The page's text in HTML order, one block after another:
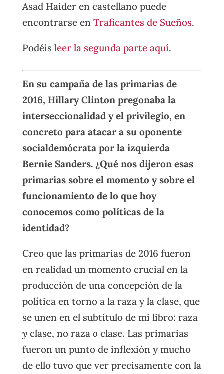
Asad Haider en castellano puede
encontrarse en Traficantes de Sueños.
Podéis leer la segunda parte aquí.
En su campaña de las primarias de
2016, Hillary Clinton pregonaba la
interseccionalidad y el privilegio, en
concreto para atacar a su oponente
socialdemócrata por la izquierda
Bernie Sanders. ¿Qué nos dijeron esas
primarias sobre el momento y sobre el
funcionamiento de lo que hoy
conocemos como políticas de la
identidad?
Creo que las primarias de 2016 fueron
en realidad un momento crucial en la
producción de una concepción de la
política en torno a la raza y la clase, que
se unen en el subtítulo de mi libro: raza
yclase, no raza o clase. Las primarias
fueron un punto de inflexión y mucho
de ello tuvo que ver precisamente con la